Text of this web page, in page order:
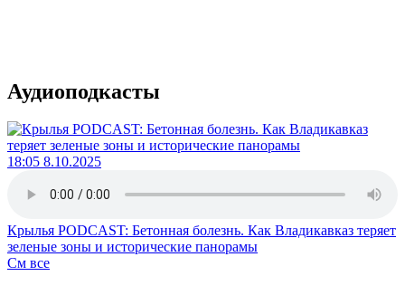
Аудиоподкасты
18:05 8.10.2025
Крылья PODCAST: Бетонная болезнь. Как Владикавказ теряет
зеленые зоны и исторические панорамы
См все